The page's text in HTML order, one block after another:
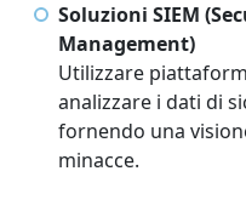
Soluzioni SIEM
Management)
Utilizzare
analizzare i dati di
fornendo una
minacce.